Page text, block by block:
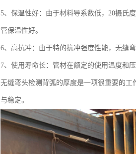
5、保温性好：由于材料导系数低，20摄氏
管保温性好。
6、高抗冲：由于特的抗冲强度性能，无缝
7、使用寿命长：管材在额定的使用温度和
无缝弯头检测背弧的厚度是一项很重要的
与稳定。